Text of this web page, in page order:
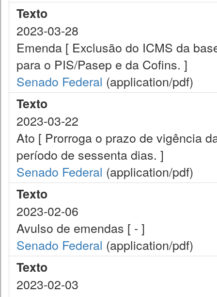
Texto
2023-03-28
Emenda [ Exclusão do ICMS da
para o PIS/Pasep e da Cofins. ]
Senado Federal (application/pdf)
Texto
2023-03-22
Ato [ Prorroga o prazo de vigência
período de sessenta dias. ]
Senado Federal (application/pdf)
Texto
2023-02-06
Avulso de emendas [ - ]
Senado Federal (application/pdf)
Texto
2023-02-03